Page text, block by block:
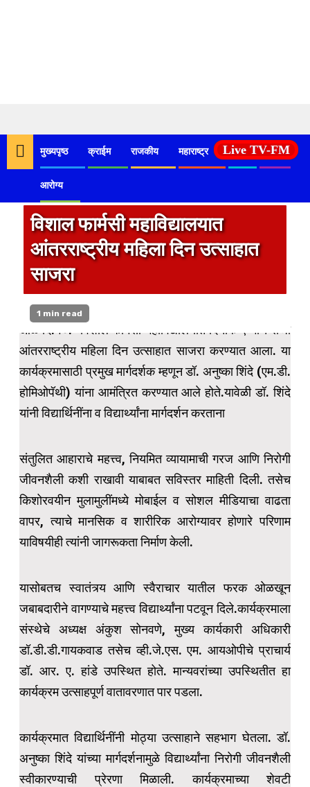
to
contentमुख्यपृष्ठ क्राईम राजकीय महाराष्ट्र देश कृषी
आरोग्य
Live TV-FM
विशाल फार्मसी महाविद्यालयात
आंतरराष्ट्रीय महिला दिन उत्साहात
साजरा
1 min read
आळे दि.१०:- विशाल फार्मसी महाविद्यालयात दिनांक ९ मार्च रोजी
आंतरराष्ट्रीय महिला दिन उत्साहात साजरा करण्यात आला. या
कार्यक्रमासाठी प्रमुख मार्गदर्शक म्हणून डॉ. अनुष्का शिंदे (एम.डी.
होमिओपॅथी) यांना आमंत्रित करण्यात आले होते.यावेळी डॉ. शिंदे
यांनी विद्यार्थिनींना व विद्यार्थ्यांना मार्गदर्शन करताना
संतुलित आहाराचे महत्त्व, नियमित व्यायामाची गरज आणि निरोगी
जीवनशैली कशी राखावी याबाबत सविस्तर माहिती दिली. तसेच
किशोरवयीन मुलामुलींमध्ये मोबाईल व सोशल मीडियाचा वाढता
वापर, त्याचे मानसिक व शारीरिक आरोग्यावर होणारे परिणाम
याविषयीही त्यांनी जागरूकता निर्माण केली.
यासोबतच स्वातंत्र्य आणि स्वैराचार यातील फरक ओळखून
जबाबदारीने वागण्याचे महत्त्व विद्यार्थ्यांना पटवून दिले.कार्यक्रमाला
संस्थेचे अध्यक्ष अंकुश सोनवणे, मुख्य कार्यकारी अधिकारी
डॉ.डी.डी.गायकवाड तसेच व्ही.जे.एस. एम. आयओपीचे प्राचार्य
डॉ. आर. ए. हांडे उपस्थित होते. मान्यवरांच्या उपस्थितीत हा
कार्यक्रम उत्साहपूर्ण वातावरणात पार पडला.
कार्यक्रमात विद्यार्थिनींनी मोठ्या उत्साहाने सहभाग घेतला. डॉ.
अनुष्का शिंदे यांच्या मार्गदर्शनामुळे विद्यार्थ्यांना निरोगी जीवनशैली
स्वीकारण्याची प्रेरणा मिळाली. कार्यक्रमाच्या शेवटी